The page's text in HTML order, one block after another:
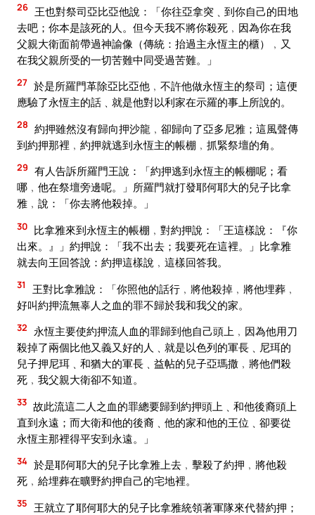
26 王也對祭司亞比亞他說：「你往亞拿突﹑到你自己的田地
去吧；你本是該死的人。但今天我不將你殺死﹐因為你在我
父親大衛面前帶過神諭像（傳統：抬過主永恆主的櫃）﹐又
在我父親所受的一切苦難中同受過苦難。」
27 於是所羅門革除亞比亞他﹐不許他做永恆主的祭司；這便
應驗了永恆主的話﹑就是他對以利家在示羅的事上所說的。
28 約押雖然沒有歸向押沙龍﹐卻歸向了亞多尼雅；這風聲傳
到約押那裡﹐約押就逃到永恆主的帳棚﹐抓緊祭壇的角。
29 有人告訴所羅門王說：「約押逃到永恆主的帳棚呢；看
哪﹐他在祭壇旁邊呢。」所羅門就打發耶何耶大的兒子比拿
雅﹐說：「你去將他殺掉。」
30 比拿雅來到永恆主的帳棚﹐對約押說：「王這樣說：『你
出來。』」約押說：「我不出去；我要死在這裡。」比拿雅
就去向王回答說：約押這樣說﹐這樣回答我。
31
王對比拿雅說：「你照他的話行﹐將他殺掉﹐將他埋葬﹐
好叫約押流無辜人之血的罪不歸於我和我父的家。
32
永恆主要使約押流人血的罪歸到他自己頭上﹐因為他用刀
殺掉了兩個比他又義又好的人﹑就是以色列的軍長﹑尼珥的
兒子押尼珥﹑和猶大的軍長﹑益帖的兒子亞瑪撒﹐將他們殺
死﹐我父親大衛卻不知道。
33 故此流這二人之血的罪總要歸到約押頭上﹑和他後裔頭上
直到永遠；而大衛和他的後裔﹑他的家和他的王位﹑卻要從
永恆主那裡得平安到永遠。」
34 於是耶何耶大的兒子比拿雅上去﹐擊殺了約押﹐將他殺
死﹐給埋葬在曠野約押自己的宅地裡。
35
王就立了耶何耶大的兒子比拿雅統領著軍隊來代替約押；